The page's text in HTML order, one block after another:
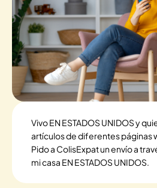
Vivo EN ESTADOS UNIDOS y
artículos de diferentes páginas
Pido a ColisExpat un envío a
mi casa EN ESTADOS UNIDOS.